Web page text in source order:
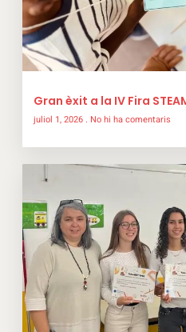
Gran èxit a la IV Fira
juliol 1, 2026 No hi ha comentaris